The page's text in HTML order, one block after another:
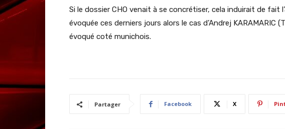
Si le dossier CHO venait à se concrétiser, cela induirait de fait
évoquée ces derniers jours alors le cas d’Andrej KARAMARIC
évoqué coté munichois.
Partager Facebook X